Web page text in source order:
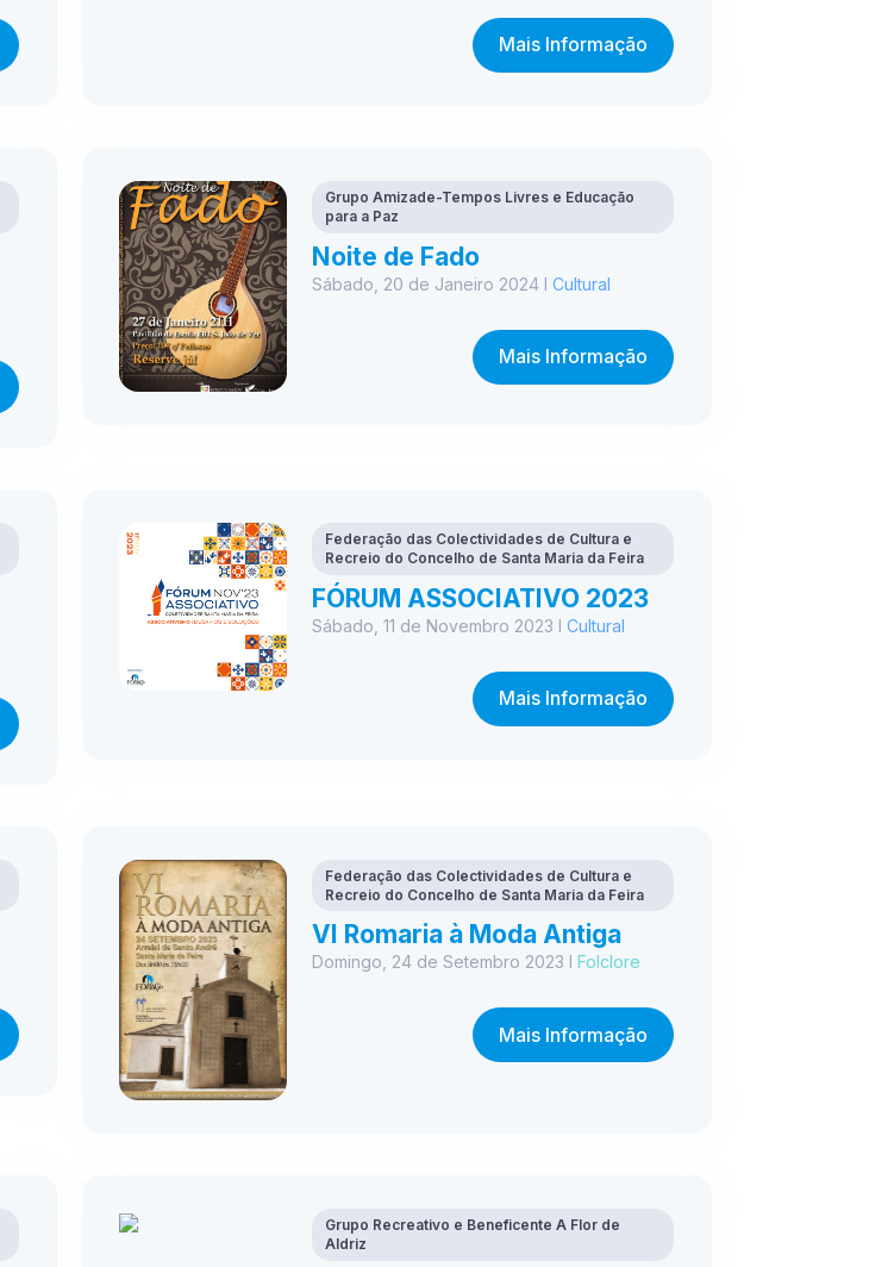
Mais Informação
Grupo Amizade-Tempos Livres e Educação
para a Paz
Noite de Fado
Sábado, 20 de Janeiro 2024 ICultural
Mais Informação
Federação das Colectividades de Cultura e
Recreio do Concelho de Santa Maria da Feira
FÓRUM ASSOCIATIVO 2023
Sábado, 11 de Novembro 2023 ICultural
Mais Informação
Federação das Colectividades de Cultura e
Recreio do Concelho de Santa Maria da Feira
VI Romaria à Moda Antiga
Domingo, 24 de Setembro 2023 I Folclore
Mais Informação
Grupo Recreativo e Beneficente A Flor de
Aldriz